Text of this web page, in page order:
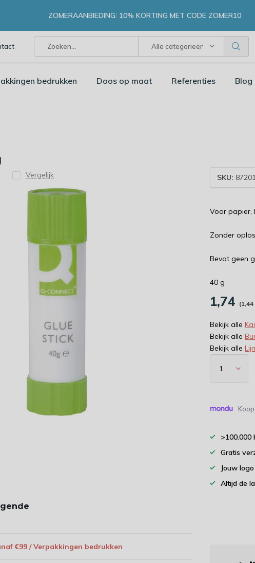
Alle categorieën
ZOMERAANBIEDING: 10% KORTING MET CODE ZOMER10
bedrukken Doos op maat Referenties Blog
Vergelijk SKU:
Voor papier,
Zonder
Bevat geen
40 g
1,74 (1,44
Bekijk alle
Bekijk alle
Bekijk alle
>100.000
Gratis
Jouw
Altijd de
€99 / Verpakkingen bedrukken